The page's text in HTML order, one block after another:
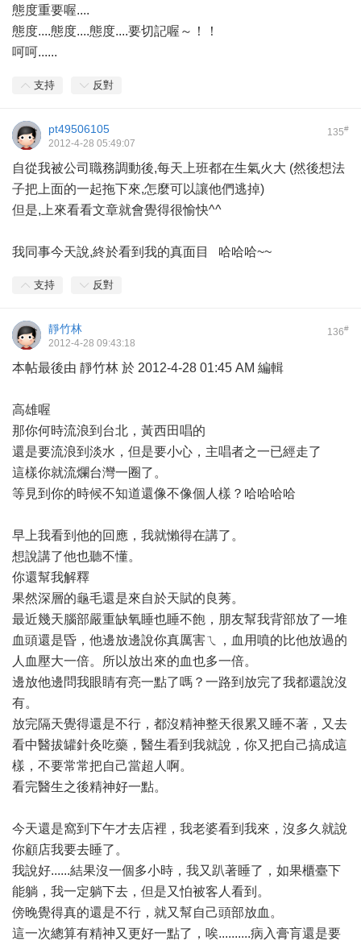
態度重要喔....
態度....態度....態度....要切記喔～！！
呵呵......
支持 反對
135#
pt49506105
2012-4-28 05:49:07
自從我被公司職務調動後,每天上班都在生氣火大 (然後想法
子把上面的一起拖下來,怎麼可以讓他們逃掉)
但是,上來看看文章就會覺得很愉快^^
我同事今天說,終於看到我的真面目 哈哈哈~~
支持 反對
136#
靜竹林
2012-4-28 09:43:18
本帖最後由 靜竹林 於 2012-4-28 01:45 AM 編輯
高雄喔
那你何時流浪到台北，黃西田唱的
還是要流浪到淡水，但是要小心，主唱者之一已經走了
這樣你就流爛台灣一圈了。
等見到你的時候不知道還像不像個人樣？哈哈哈哈
早上我看到他的回應，我就懶得在講了。
想說講了他也聽不懂。
你還幫我解釋
果然深層的龜毛還是來自於天賦的良莠。
最近幾天腦部嚴重缺氧睡也睡不飽，朋友幫我背部放了一堆
血頭還是昏，他邊放邊說你真厲害ㄟ，血用噴的比他放過的
人血壓大一倍。所以放出來的血也多一倍。
邊放他邊問我眼睛有亮一點了嗎？一路到放完了我都還說沒
有。
放完隔天覺得還是不行，都沒精神整天很累又睡不著，又去
看中醫拔罐針灸吃藥，醫生看到我就說，你又把自己搞成這
樣，不要常常把自己當超人啊。
看完醫生之後精神好一點。
今天還是窩到下午才去店裡，我老婆看到我來，沒多久就說
你顧店我要去睡了。
我說好......結果沒一個多小時，我又趴著睡了，如果櫃臺下
能躺，我一定躺下去，但是又怕被客人看到。
傍晚覺得真的還是不行，就又幫自己頭部放血。
這一次總算有精神又更好一點了，唉..........病入膏肓還是要